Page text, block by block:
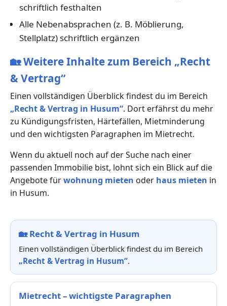
schriftlich festhalten
Alle Nebenabsprachen (z. B. Möblierung,
Stellplatz) schriftlich ergänzen
🏡Weitere Inhalte zum Bereich „Recht
& Vertrag“
Einen vollständigen Überblick findest du im Bereich
„Recht & Vertrag in Husum“. Dort erfährst du mehr
zu Kündigungsfristen, Härtefällen, Mietminderung
und den wichtigsten Paragraphen im Mietrecht.
Wenn du aktuell noch auf der Suche nach einer
passenden Immobilie bist, lohnt sich ein Blick auf die
Angebote fürwohnung mieten oder haus mieten in
in Husum.
🏡Recht & Vertrag in Husum
Einen vollständigen Überblick findest du im Bereich
„Recht & Vertrag in Husum“.
Mietrecht – wichtigste Paragraphen